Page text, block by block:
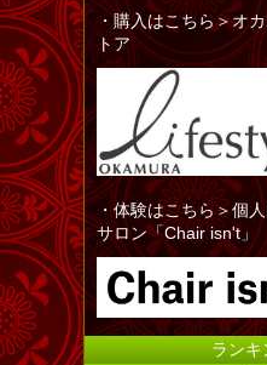
・購入はこちら＞オ
トア
・体験はこちら＞個
サロン「Chair isn't」
ランキ